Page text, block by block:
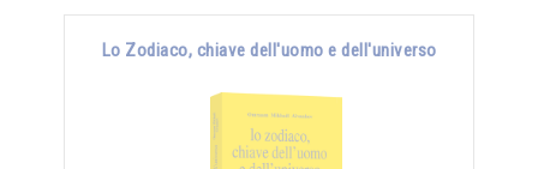
Lo Zodiaco, chiave dell'uomo e dell'universo